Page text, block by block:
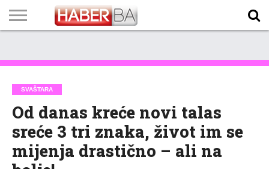
TECH
PROGRAM
PROGNOZA
PUTEVIMA
LISTA
NAMA
SVAŠTARA
Od danas kreće novi talas
sreće 3 tri znaka, život im se
mijenja drastično – ali na